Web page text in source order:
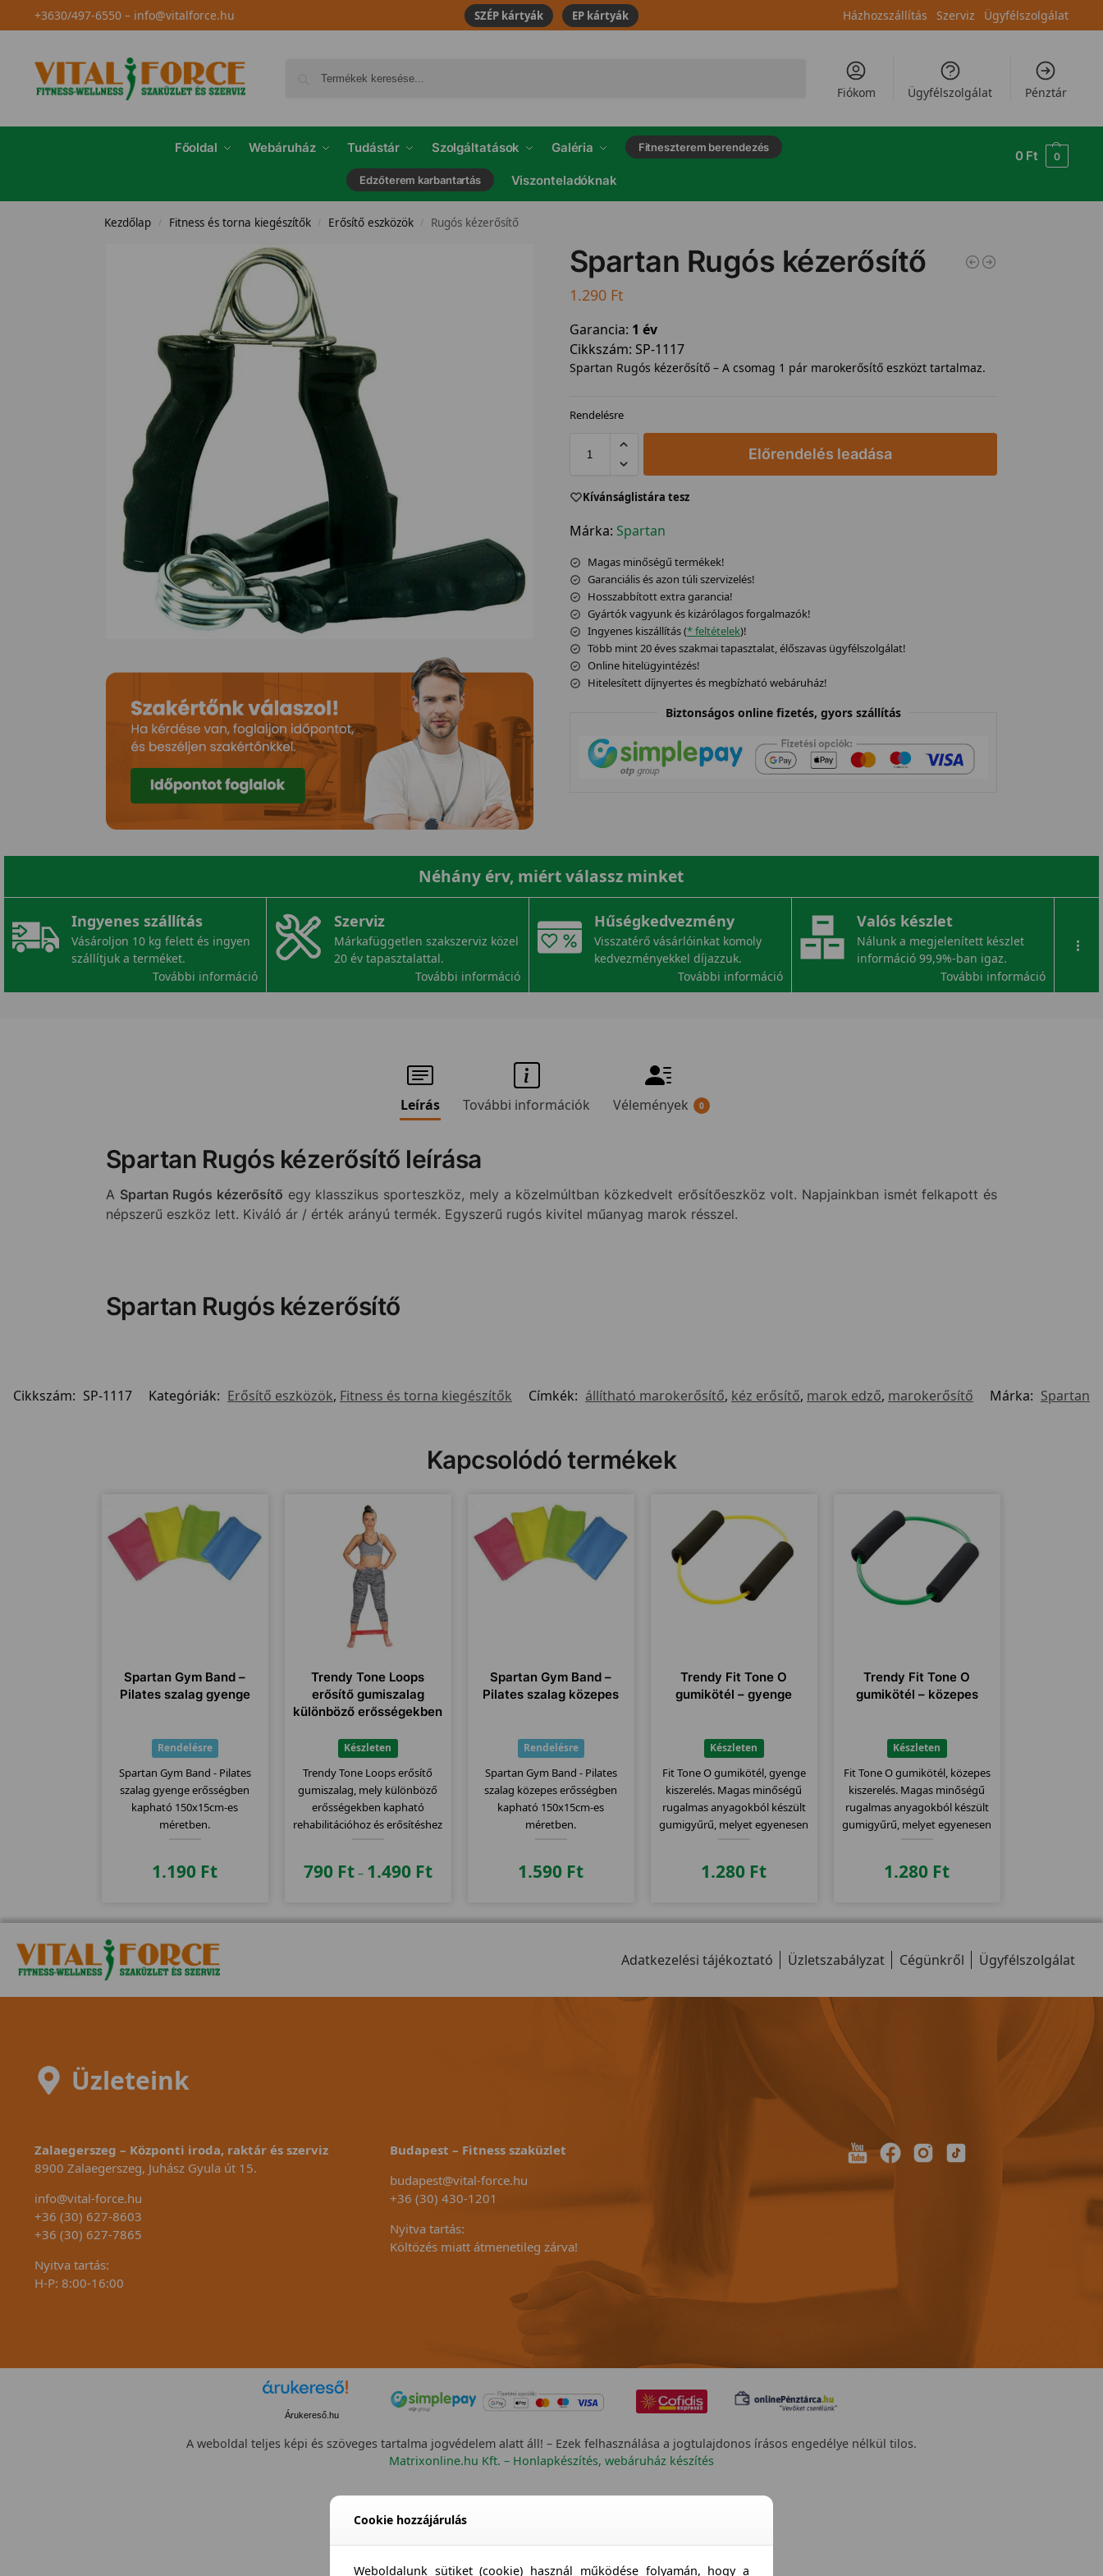
+3630/497-6550– info@vitalforce.hu SZÉP kártyák EP kártyák Házhozszállítás Szerviz Ügyfélszolgálat
Fiókom Ügyfélszolgálat Pénztár
Főoldal Webáruház Tudástár Szolgáltatások Galéria Fitneszterem berendezés
Edzőterem karbantartás Viszonteladóknak
0 Ft 0
Kezdőlap / Fitness és torna kiegészítők / Erősítő eszközök / Rugós kézerősítő
Spartan Rugós kézerősítő
1.290 Ft
Garancia: 1 év
Cikkszám: SP-1117
Spartan Rugós kézerősítő – A csomag 1 pár marokerősítő eszközt tartalmaz.
Rendelésre
Előrendelés leadása
Kívánságlistára tesz
Márka: Spartan
Magas minőségű termékek!
Garanciális és azon túli szervizelés!
Hosszabbított extra garancia!
Gyártók vagyunk és kizárólagos forgalmazók!
Ingyenes kiszállítás (* feltételek)!
Több mint 20 éves szakmai tapasztalat, élőszavas ügyfélszolgálat!
Online hitelügyintézés!
Hitelesített díjnyertes és megbízható webáruház!
Biztonságos online fizetés, gyors szállítás
Néhány érv, miért válassz minket
Ingyenes szállítás
Vásároljon 10 kg felett és ingyen
szállítjuk a terméket.
További információ
Szerviz
Márkafüggetlen szakszerviz közel
20 év tapasztalattal.
További információ
Hűségkedvezmény
Visszatérő vásárlóinkat komoly
kedvezményekkel díjazzuk.
További információ
Valós készlet
Nálunk a megjelenített készlet
információ 99,9%-ban igaz.
További információ
...
Leírás További információk Vélemények 0
Spartan Rugós kézerősítő leírása
A Spartan Rugós kézerősítő egy klasszikus sporteszköz, mely a közelmúltban közkedvelt erősítőeszköz volt. Napjainkban ismét felkapott és
népszerű eszköz lett. Kiváló ár / érték arányú termék. Egyszerű rugós kivitel műanyag marok résszel.
Spartan Rugós kézerősítő
Cikkszám: SP-1117 Kategóriák: Erősítő eszközök, Fitness és torna kiegészítők Címkék: állítható marokerősítő, kéz erősítő, marok edző, marokerősítő Márka: Spartan
Kapcsolódó termékek
Spartan Gym Band –
Pilates szalag gyenge
Rendelésre
Spartan Gym Band - Pilates
szalag gyenge erősségben
kapható 150x15cm-es
méretben.
1.190 Ft
Trendy Tone Loops
erősítő gumiszalag
különböző erősségekben
Készleten
Trendy Tone Loops erősítő
gumiszalag, mely különböző
erősségekben kapható
rehabilitációhoz és erősítéshez
790 Ft – 1.490 Ft
Spartan Gym Band –
Pilates szalag közepes
Rendelésre
Spartan Gym Band - Pilates
szalag közepes erősségben
kapható 150x15cm-es
méretben.
1.590 Ft
Trendy Fit Tone O
gumikötél – gyenge
Készleten
Fit Tone O gumikötél, gyenge
kiszerelés. Magas minőségű
rugalmas anyagokból készült
gumigyűrű, melyet egyenesen
1.280 Ft
Trendy Fit Tone O
gumikötél – közepes
Készleten
Fit Tone O gumikötél, közepes
kiszerelés. Magas minőségű
rugalmas anyagokból készült
gumigyűrű, melyet egyenesen
1.280 Ft
Adatkezelési tájékoztató Üzletszabályzat Cégünkről Ügyfélszolgálat
Üzleteink
Zalaegerszeg – Központi iroda, raktár és szerviz
8900 Zalaegerszeg, Juhász Gyula út 15.
info@vital-force.hu
+36 (30) 627-8603
+36 (30) 627-7865
Nyitva tartás:
H-P: 8:00-16:00
Budapest – Fitness szaküzlet
budapest@vital-force.hu
+36 (30) 430-1201
Nyitva tartás:
Költözés miatt átmenetileg zárva!
Árukereső.hu
A weboldal teljes képi és szöveges tartalma jogvédelem alatt áll! – Ezek felhasználása a jogtulajdonos írásos engedélye nélkül tilos.
Matrixonline.hu Kft. – Honlapkészítés, webáruház készítés
Cookie hozzájárulás
Weboldalunk sütiket (cookie) használ működése folyamán, hogy a